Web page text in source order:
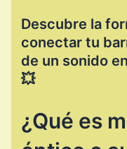
Descubre la
conectar tu
de un sonido
💥
¿Qué es